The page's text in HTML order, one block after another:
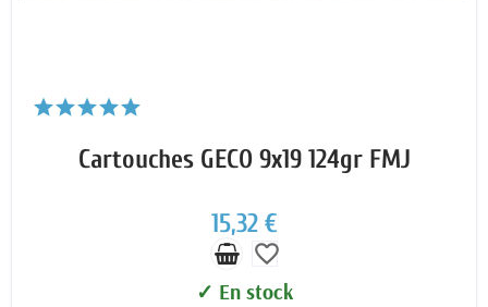
Cartouches GECO 9x19 124gr FMJ
15,32 €
favorite_border
✓ En stock